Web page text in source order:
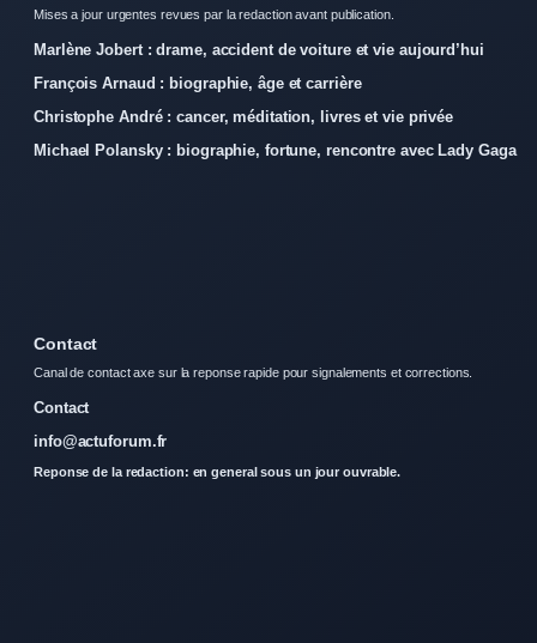
Mises a jour urgentes revues par la redaction avant publication.
Marlène Jobert : drame, accident de voiture et vie aujourd’hui
François Arnaud : biographie, âge et carrière
Christophe André : cancer, méditation, livres et vie privée
Michael Polansky : biographie, fortune, rencontre avec Lady Gaga
Contact
Canal de contact axe sur la reponse rapide pour signalements et corrections.
Contact
info@actuforum.fr
Reponse de la redaction: en general sous un jour ouvrable.